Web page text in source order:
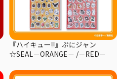
『ハイキュー!!』ぷにジャン
☆SEAL－ORANGE－ /－RED－